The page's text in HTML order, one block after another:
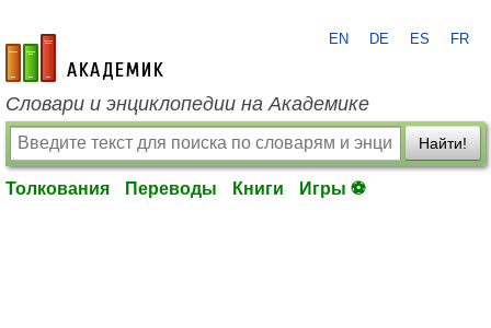
academic.ru
EN DE ES FR
Словари и энциклопедии на Академике
Найти!
Толкования Переводы Книги Игры ⚽